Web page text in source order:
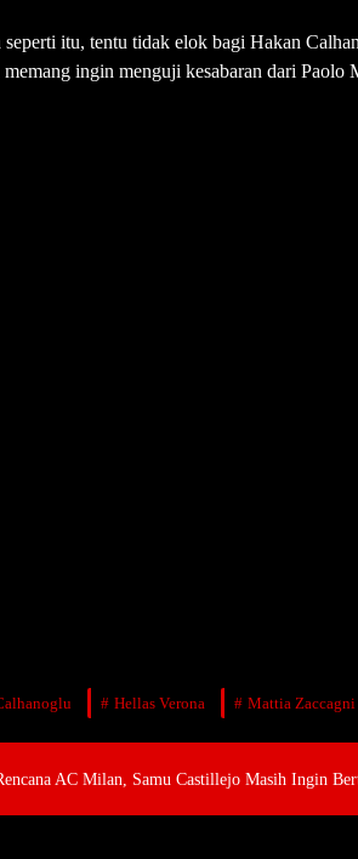
seperti itu, tentu tidak elok bagi Hakan
ingin menguji kesabaran dari Paolo
Hellas Verona Mattia Zaccagni
AC Milan, Samu Castillejo Masih Ingin